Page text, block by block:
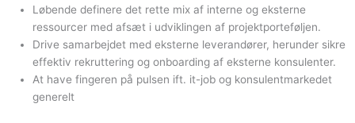
Løbende definere det rette mix af interne og eksterne
ressourcer med afsæt i udviklingen af projektporteføljen.
Drive samarbejdet med eksterne leverandører, herunder sikre
effektiv rekruttering og onboarding af eksterne konsulenter.
At have fingeren på pulsen ift. it-job og konsulentmarkedet
generelt